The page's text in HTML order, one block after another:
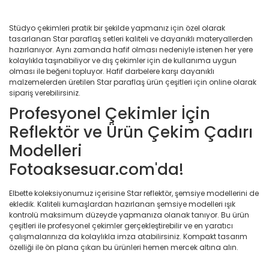
Stüdyo çekimleri pratik bir şekilde yapmanız için özel olarak
tasarlanan Star paraflaş setleri kaliteli ve dayanıklı materyallerden
hazırlanıyor. Aynı zamanda hafif olması nedeniyle istenen her yere
kolaylıkla taşınabiliyor ve dış çekimler için de kullanıma uygun
olması ile beğeni topluyor. Hafif darbelere karşı dayanıklı
malzemelerden üretilen Star paraflaş ürün çeşitleri için online olarak
sipariş verebilirsiniz.
Profesyonel Çekimler İçin
Reflektör ve Ürün Çekim Çadırı
Modelleri
Fotoaksesuar.com'da!
Elbette koleksiyonumuz içerisine Star reflektör, şemsiye modellerini de
ekledik. Kaliteli kumaşlardan hazırlanan şemsiye modelleri ışık
kontrolü maksimum düzeyde yapmanıza olanak tanıyor. Bu ürün
çeşitleri ile profesyonel çekimler gerçekleştirebilir ve en yaratıcı
çalışmalarınıza da kolaylıkla imza atabilirsiniz. Kompakt tasarım
özelliği ile ön plana çıkan bu ürünleri hemen mercek altına alın.